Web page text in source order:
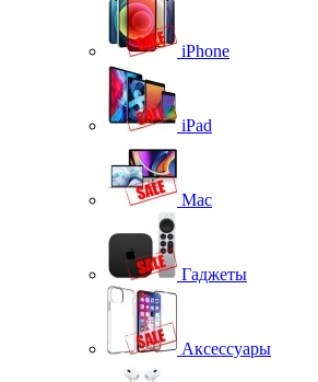
iPhone
iPad
Mac
Гаджеты
Аксессуары